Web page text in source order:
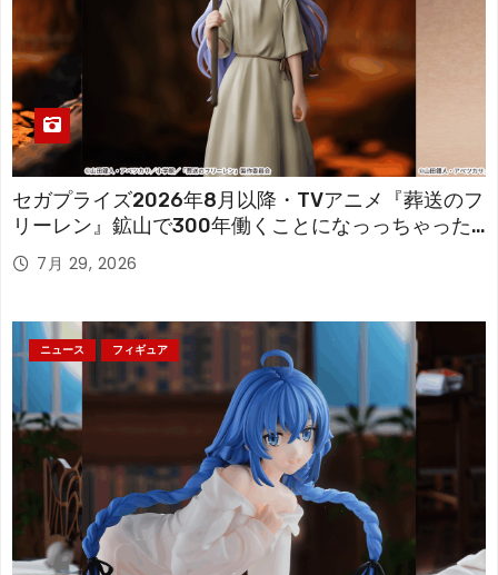
セガプライズ2026年8月以降・TVアニメ『葬送のフ
リーレン』鉱山で300年働くことになっっちゃった
「フリーレン」を立体化！
7月 29, 2026
ニュース フィギュア